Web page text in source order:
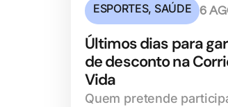
ESPORTES, SAÚDE 6
Últimos dias para
de desconto na
Vida
Quem pretende